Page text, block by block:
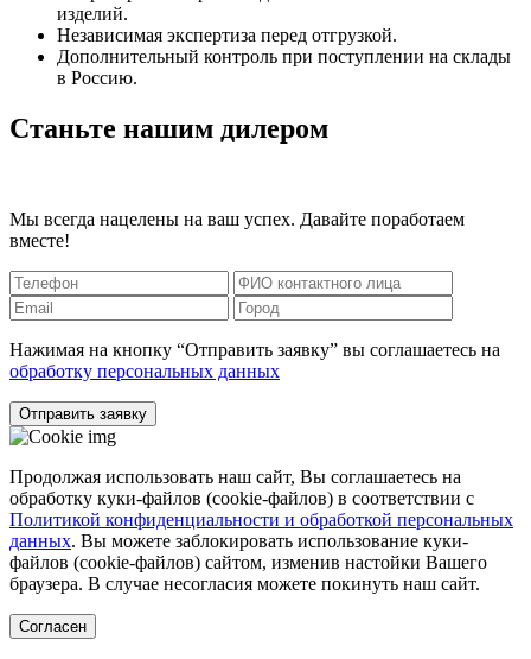
изделий.
Независимая экспертиза перед отгрузкой.
Дополнительный контроль при поступлении на склады
в Россию.
Станьте нашим дилером
Мы всегда нацелены на ваш успех. Давайте поработаем
вместе!
Нажимая на кнопку “Отправить заявку” вы соглашаетесь на
обработку персональных данных
Отправить заявку
Продолжая использовать наш сайт, Вы соглашаетесь на
обработку куки-файлов (cookie-файлов) в соответствии с
Политикой конфиденциальности и обработкой персональных
данных. Вы можете заблокировать использование куки-
файлов (cookie-файлов) сайтом, изменив настойки Вашего
браузера. В случае несогласия можете покинуть наш сайт.
Согласен